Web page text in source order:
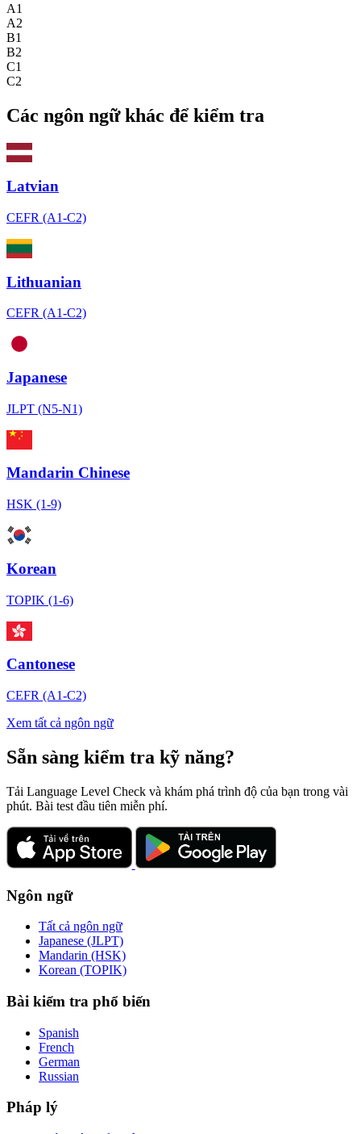
A1
A2
B1
B2
C1
C2
Các ngôn ngữ khác để kiểm tra
Latvian
CEFR (A1-C2)
Lithuanian
CEFR (A1-C2)
Japanese
JLPT (N5-N1)
Mandarin Chinese
HSK (1-9)
Korean
TOPIK (1-6)
Cantonese
CEFR (A1-C2)
Xem tất cả ngôn ngữ
Sẵn sàng kiểm tra kỹ năng?
Tải Language Level Check và khám phá trình độ của bạn trong vài
phút. Bài test đầu tiên miễn phí.
Ngôn ngữ
Tất cả ngôn ngữ
Japanese (JLPT)
Mandarin (HSK)
Korean (TOPIK)
Bài kiểm tra phổ biến
Spanish
French
German
Russian
Pháp lý